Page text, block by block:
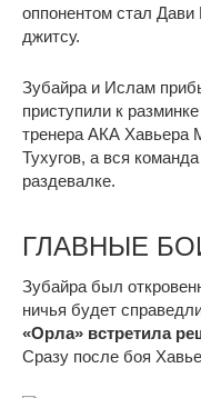
оппонентом стал
джитсу.
Зубайра и Ислам
приступили к
тренера АКА
Тухугов, а вся
раздевалке.
ГЛАВНЫЕ
Зубайра был
ничья будет
«Орла» встретила
Сразу после боя